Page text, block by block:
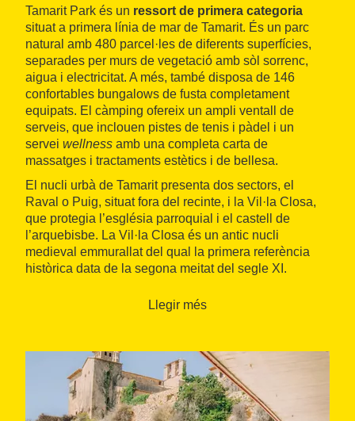
Tamarit Park és un ressort de primera categoria
situat a primera línia de mar de Tamarit. És un parc
natural amb 480 parcel·les de diferents superfícies,
separades per murs de vegetació amb sòl sorrenc,
aigua i electricitat. A més, també disposa de 146
confortables bungalows de fusta completament
equipats. El càmping ofereix un ampli ventall de
serveis, que inclouen pistes de tenis i pàdel i un
servei wellness amb una completa carta de
massatges i tractaments estètics i de bellesa.
El nucli urbà de Tamarit presenta dos sectors, el
Raval o Puig, situat fora del recinte, i la Vil·la Closa,
que protegia l’església parroquial i el castell de
l’arquebisbe. La Vil·la Closa és un antic nucli
medieval emmurallat del qual la primera referència
històrica data de la segona meitat del segle XI.
Llegir més